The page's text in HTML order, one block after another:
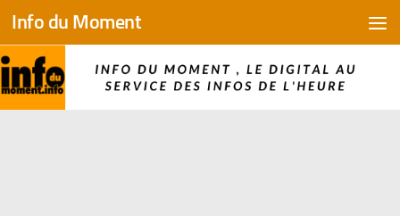
Skip to content
Info du Moment